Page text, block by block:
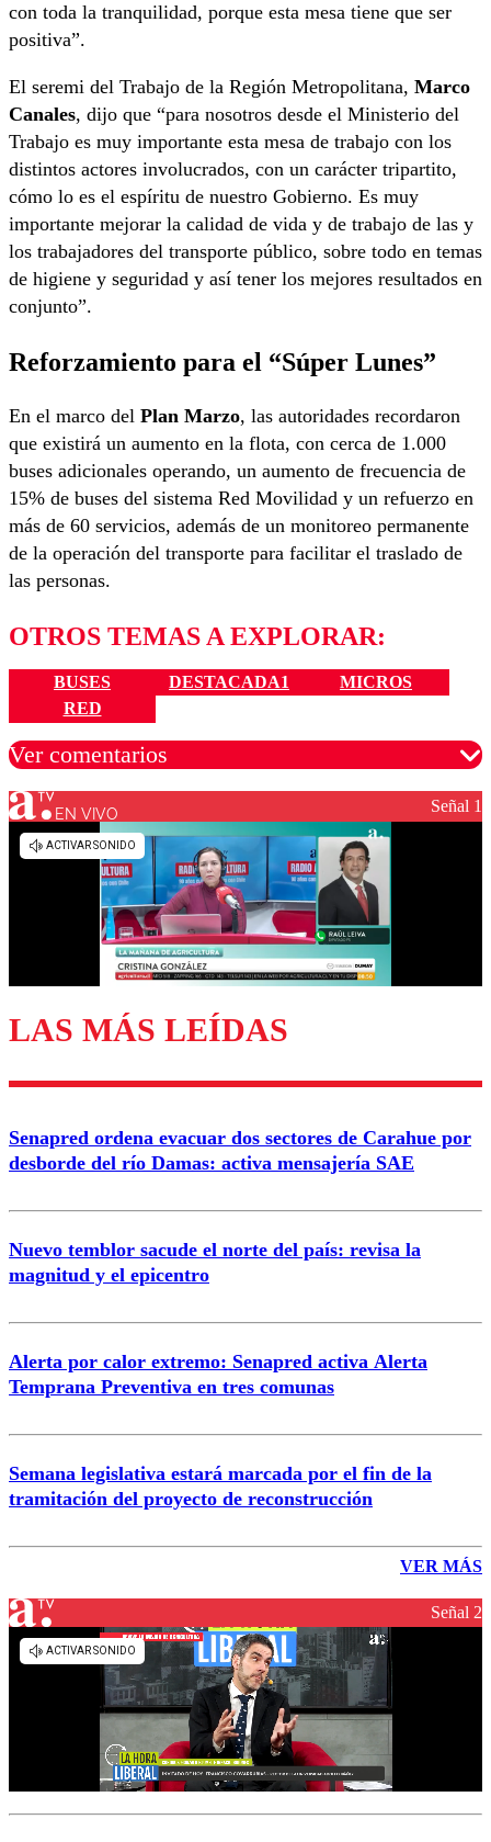
con toda la tranquilidad, porque esta mesa tiene que ser
positiva”.
El seremi del Trabajo de la Región Metropolitana, Marco
Canales, dijo que “para nosotros desde el Ministerio del
Trabajo es muy importante esta mesa de trabajo con los
distintos actores involucrados, con un carácter tripartito,
cómo lo es el espíritu de nuestro Gobierno. Es muy
importante mejorar la calidad de vida y de trabajo de las y
los trabajadores del transporte público, sobre todo en temas
de higiene y seguridad y así tener los mejores resultados en
conjunto”.
Reforzamiento para el “Súper Lunes”
En el marco del Plan Marzo, las autoridades recordaron
que existirá un aumento en la flota, con cerca de 1.000
buses adicionales operando, un aumento de frecuencia de
15% de buses del sistema Red Movilidad y un refuerzo en
más de 60 servicios, además de un monitoreo permanente
de la operación del transporte para facilitar el traslado de
las personas.
OTROS TEMAS A EXPLORAR:
BUSES DESTACADA1
MICROS
RED
Ver comentarios
Los comentarios son moderados para garantizar un
diálogo respetuoso.
Enviar comentario
EN VIVO Señal 1
LAS MÁS LEÍDAS
Senapred ordena evacuar dos sectores de Carahue por
desborde del río Damas: activa mensajería SAE
Nuevo temblor sacude el norte del país: revisa la
magnitud y el epicentro
Alerta por calor extremo: Senapred activa Alerta
Temprana Preventiva en tres comunas
Semana legislativa estará marcada por el fin de la
tramitación del proyecto de reconstrucción
VER MÁS
Señal 2